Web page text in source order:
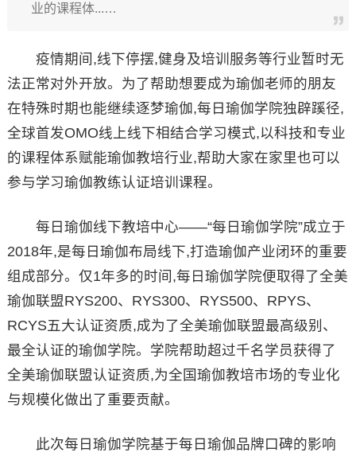
业的课程体...…
疫情期间,线下停摆,健身及培训服务等行业暂时无
法正常对外开放。为了帮助想要成为瑜伽老师的朋友
在特殊时期也能继续逐梦瑜伽,每日瑜伽学院独辟蹊径,
全球首发OMO线上线下相结合学习模式,以科技和专业
的课程体系赋能瑜伽教培行业,帮助大家在家里也可以
参与学习瑜伽教练认证培训课程。
每日瑜伽线下教培中心——“每日瑜伽学院”成立于
2018年,是每日瑜伽布局线下,打造瑜伽产业闭环的重要
组成部分。仅1年多的时间,每日瑜伽学院便取得了全美
瑜伽联盟RYS200、RYS300、RYS500、RPYS、
RCYS五大认证资质,成为了全美瑜伽联盟最高级别、
最全认证的瑜伽学院。学院帮助超过千名学员获得了
全美瑜伽联盟认证资质,为全国瑜伽教培市场的专业化
与规模化做出了重要贡献。
此次每日瑜伽学院基于每日瑜伽品牌口碑的影响